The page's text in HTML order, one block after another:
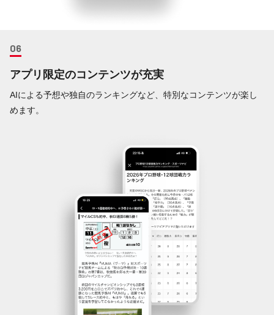
アプリ限定のコンテンツが充実
AIによる予想や独自のランキングなど、特別なコンテンツが楽し
めます。